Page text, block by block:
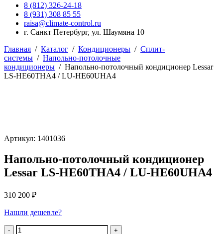
8 (812) 326-24-18
8 (931) 308 85 55
raisa@climate-control.ru
г. Санкт Петербург, ул. Шаумяна 10
Главная / Каталог / Кондиционеры / Сплит-
системы / Напольно-потолочные
кондиционеры / Напольно-потолочный кондиционер Lessar
LS-HE60THA4 / LU-HE60UHA4
Артикул: 1401036
Напольно-потолочный кондиционер
Lessar LS-HE60THA4 / LU-HE60UHA4
310 200 ₽
Нашли дешевле?
Количество